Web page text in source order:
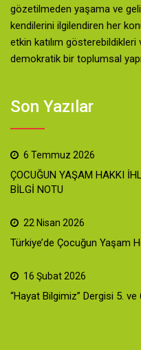
gözetilmeden yaşama ve
kendilerini ilgilendiren her
etkin katılım gösterebildikleri
demokratik bir toplumsal
Son Yazılar
6 Temmuz 2026
ÇOCUĞUN YAŞAM HAKKI
BİLGİ NOTU
22 Nisan 2026
Türkiye’de Çocuğun Yaşam
16 Şubat 2026
“Hayat Bilgimiz” Dergisi 5. ve